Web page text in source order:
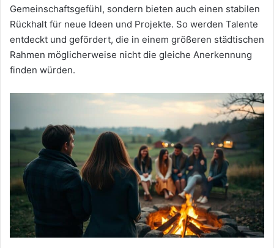
Gemeinschaftsgefühl, sondern bieten auch einen stabilen
Rückhalt für neue Ideen und Projekte. So werden Talente
entdeckt und gefördert, die in einem größeren städtischen
Rahmen möglicherweise nicht die gleiche Anerkennung
finden würden.